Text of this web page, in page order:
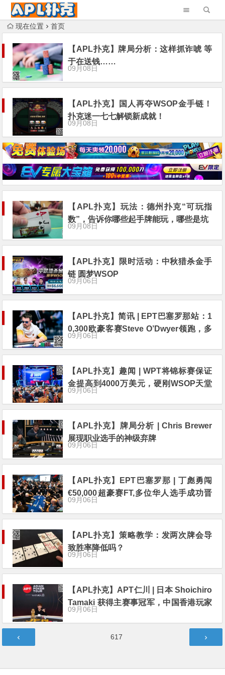
现在位置 首页
【APL扑克】牌局分析：这样抓诈唬 等
于在送钱……
09月08日
【APL扑克】国人再夺WSOP金手链！
扑克迷一七七解锁新成就！
09月08日
【APL扑克】玩法：德州扑克“可玩指
数”，告诉你哪些起手牌能玩，哪些是坑
09月08日
【APL扑克】限时活动：中秋猎杀金手
链 圆梦WSOP
09月06日
【APL扑克】简讯 | EPT巴塞罗那站：1
0,300欧豪客赛Steve O’Dwyer领跑，多
名华人牌手晋级
09月06日
【APL扑克】趣闻 | WPT将锦标赛保证
金提高到4000万美元，硬刚WSOP天堂
09月06日
【APL扑克】牌局分析 | Chris Brewer
展现职业选手的神级弃牌
09月06日
【APL扑克】EPT巴塞罗那 | 丁彪勇闯
€50,000超豪赛FT,多位华人选手成功晋
级€5,300主赛事Day3
09月06日
【APL扑克】策略教学：发两次牌会导
致胜率降低吗？
09月06日
【APL扑克】APT仁川 | 日本 Shoichiro
Tamaki 获得主赛事冠军，中国香港玩家
屈居亚军
09月06日
章
页
第617